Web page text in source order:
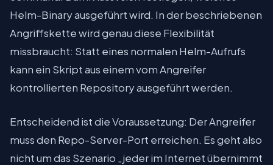
Helm-Binary ausgeführt wird. In der beschriebenen
Angriffskette wird genau diese Flexibilität
missbraucht: Statt eines normalen Helm-Aufrufs
kann ein Skript aus einem vom Angreifer
kontrollierten Repository ausgeführt werden.
Entscheidend ist die Voraussetzung: Der Angreifer
muss den Repo-Server-Port erreichen. Es geht also
nicht um das Szenario „jeder im Internet übernimmt